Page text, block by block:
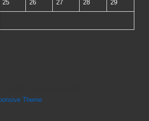
25 26 27 28 29
Theme